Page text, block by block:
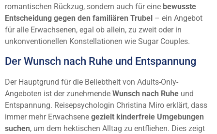
romantischen Rückzug, sondern auch für eine bewusste
Entscheidung gegen den familiären Trubel – ein Angebot
für alle Erwachsenen, egal ob allein, zu zweit oder in
unkonventionellen Konstellationen wie Sugar Couples.
Der Wunsch nach Ruhe und Entspannung
Der Hauptgrund für die Beliebtheit von Adults-Only-
Angeboten ist der zunehmende Wunsch nach Ruhe und
Entspannung. Reisepsychologin Christina Miro erklärt, dass
immer mehr Erwachsene gezielt kinderfreie Umgebungen
suchen, um dem hektischen Alltag zu entfliehen. Dies zeigt